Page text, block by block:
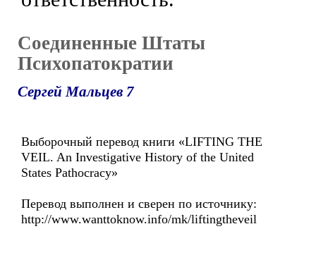
Соединенные Штаты
Психопатократии
Сергей Мальцев 7
Выборочный перевод книги «LIFTING THE
VEIL. An Investigative History of the United
States Pathocracy»
Перевод выполнен и сверен по источнику:
http://www.wanttoknow.info/mk/liftingtheveil